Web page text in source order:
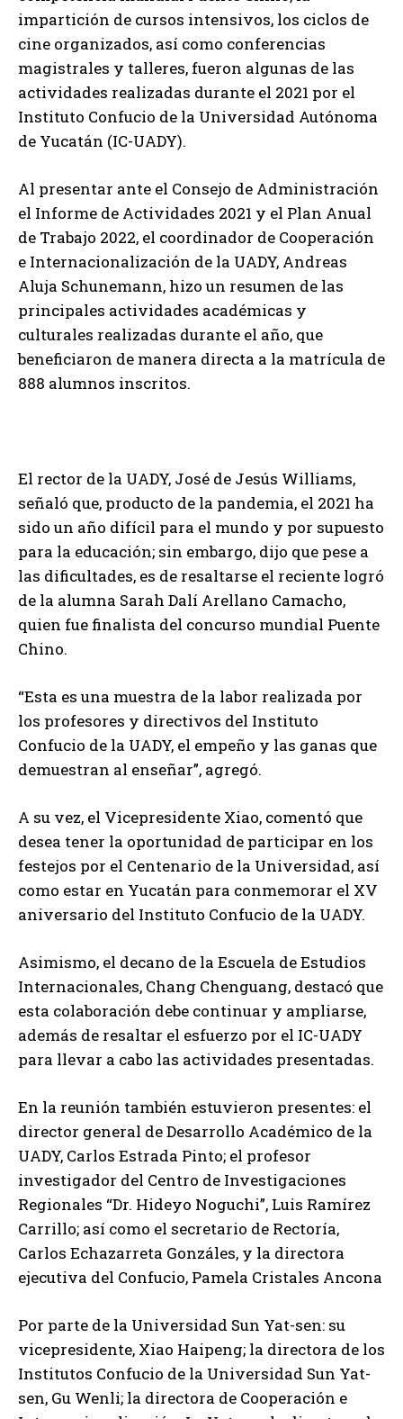
impartición de cursos intensivos, los ciclos de
cine organizados, así como conferencias
magistrales y talleres, fueron algunas de las
actividades realizadas durante el 2021 por el
Instituto Confucio de la Universidad Autónoma
de Yucatán (IC-UADY).
Al presentar ante el Consejo de Administración
el Informe de Actividades 2021 y el Plan Anual
de Trabajo 2022, el coordinador de Cooperación
e Internacionalización de la UADY, Andreas
Aluja Schunemann, hizo un resumen de las
principales actividades académicas y
culturales realizadas durante el año, que
beneficiaron de manera directa a la matrícula de
888 alumnos inscritos.
El rector de la UADY, José de Jesús Williams,
señaló que, producto de la pandemia, el 2021 ha
sido un año difícil para el mundo y por supuesto
para la educación; sin embargo, dijo que pese a
las dificultades, es de resaltarse el reciente logró
de la alumna Sarah Dalí Arellano Camacho,
quien fue finalista del concurso mundial Puente
Chino.
“Esta es una muestra de la labor realizada por
los profesores y directivos del Instituto
Confucio de la UADY, el empeño y las ganas que
demuestran al enseñar”, agregó.
A su vez, el Vicepresidente Xiao, comentó que
desea tener la oportunidad de participar en los
festejos por el Centenario de la Universidad, así
como estar en Yucatán para conmemorar el XV
aniversario del Instituto Confucio de la UADY.
Asimismo, el decano de la Escuela de Estudios
Internacionales, Chang Chenguang, destacó que
esta colaboración debe continuar y ampliarse,
además de resaltar el esfuerzo por el IC-UADY
para llevar a cabo las actividades presentadas.
En la reunión también estuvieron presentes: el
director general de Desarrollo Académico de la
UADY, Carlos Estrada Pinto; el profesor
investigador del Centro de Investigaciones
Regionales “Dr. Hideyo Noguchi”, Luis Ramírez
Carrillo; así como el secretario de Rectoría,
Carlos Echazarreta Gonzáles, y la directora
ejecutiva del Confucio, Pamela Cristales Ancona
Por parte de la Universidad Sun Yat-sen: su
vicepresidente, Xiao Haipeng; la directora de los
Institutos Confucio de la Universidad Sun Yat-
sen, Gu Wenli; la directora de Cooperación e